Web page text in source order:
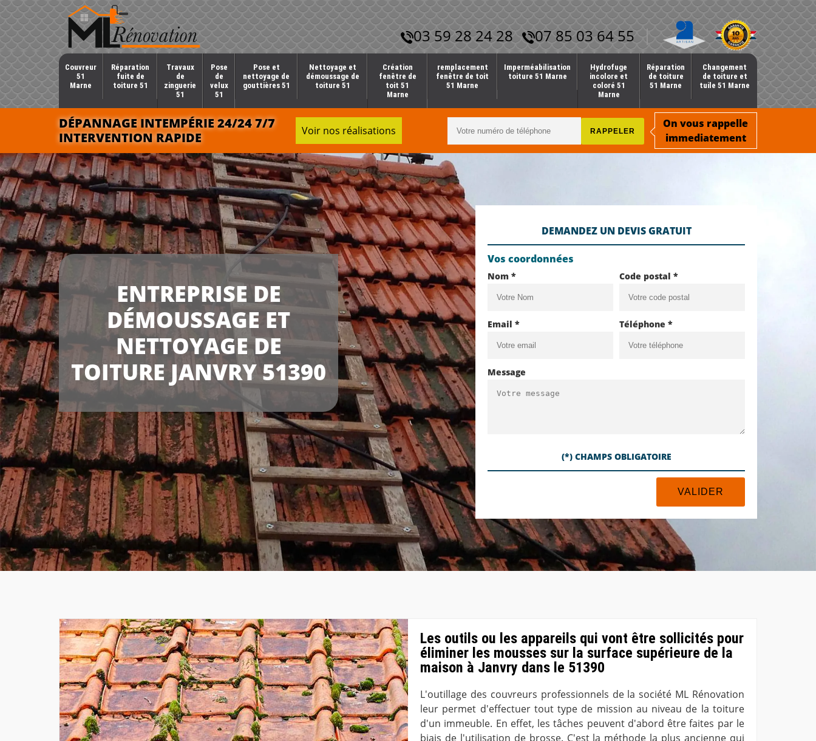
03 59 28 24 28 07 85 03 64 55
Couvreur
51
Marne
Réparation
fuite de
toiture 51
Travaux
de
zinguerie
51
Pose
de
velux
51
Pose et
nettoyage de
gouttières 51
Nettoyage et
démoussage de
toiture 51
Création
fenêtre de
toit 51
Marne
remplacement
fenêtre de toit
51 Marne
Imperméabilisation
toiture 51 Marne
Hydrofuge
incolore et
coloré 51
Marne
Réparation
de toiture
51 Marne
Changement
de toiture et
tuile 51 Marne
DÉPANNAGE INTEMPÉRIE 24/24 7/7
INTERVENTION RAPIDE
Voir nos réalisations
On vous rappelle
immediatement
ENTREPRISE DE
DÉMOUSSAGE ET
NETTOYAGE DE
TOITURE JANVRY 51390
DEMANDEZ UN DEVIS GRATUIT
Vos coordonnées
Nom * Code postal *
Email * Téléphone *
Message
(*) CHAMPS OBLIGATOIRE
Les outils ou les appareils qui vont être sollicités pour
éliminer les mousses sur la surface supérieure de la
maison à Janvry dans le 51390
L'outillage des couvreurs professionnels de la société ML Rénovation
leur permet d'effectuer tout type de mission au niveau de la toiture
d'un immeuble. En effet, les tâches peuvent d'abord être faites par le
biais de l'utilisation de brosse. C'est la méthode la plus ancienne qui